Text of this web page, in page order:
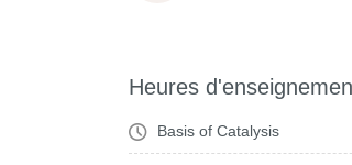
Heures
Basis of Catalysis